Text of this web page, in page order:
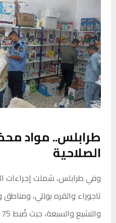
طرابلس.. مواد
الصلاحية
تاجوراء والقره بوللي،